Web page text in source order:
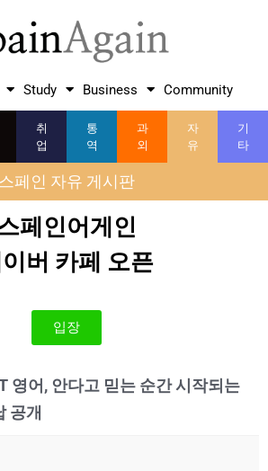
Study Business Community
취
업
통
역
과
외
자
유
기
타
스페인 자유 게시판
페인어게인
버 카페 오픈
입장
영어, 안다고 믿는 순간 시작되는
공개